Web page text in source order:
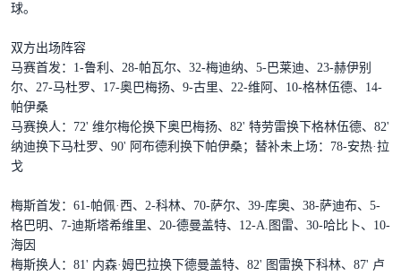
球。
双方出场阵容
马赛首发：1-鲁利、28-帕瓦尔、32-梅迪纳、5-巴莱迪、23-赫伊别
尔、27-马杜罗、17-奥巴梅扬、9-古里、22-维阿、10-格林伍德、14-
帕伊桑
马赛换人：72' 维尔梅伦换下奥巴梅扬、82' 特劳雷换下格林伍德、82'
纳迪换下马杜罗、90' 阿布德利换下帕伊桑；替补未上场：78-安热·拉
戈
梅斯首发：61-帕佩·西、2-科林、70-萨尔、39-库奥、38-萨迪布、5-
格巴明、7-迪斯塔希维里、20-德曼盖特、12-A.图雷、30-哈比卜、10-
海因
梅斯换人：81' 内森·姆巴拉换下德曼盖特、82' 图雷换下科林、87' 卢